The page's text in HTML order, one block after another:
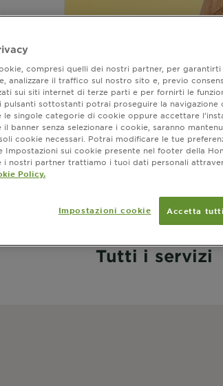
si
Tutti i servizi
compresi quelli dei nostri partner, per
analizzare il traffico sul nostro sito e, previo
sui siti internet di terze parti e per fornirti le
pulsanti sottostanti potrai proseguire la navigazione
le singole categorie di cookie oppure accettare
il banner senza selezionare i cookie, saranno
cookie necessari. Potrai modificare le tue
Impostazioni sui cookie presente nel footer della
i nostri partner trattiamo i tuoi dati personali
Policy.
Impostazioni cookie Accetta